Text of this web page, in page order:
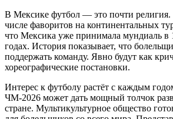
В Мексике футбол — это почти религия.
числе фаворитов на континентальных
что Мексика уже принимала мундиаль в
годах. История показывает, что
поддержать команду. Явно будут как
хореографические постановки.
Интерес к футболу растёт с каждым
ЧМ-2026 может дать мощный толчок
стране. Мультикультурное общество